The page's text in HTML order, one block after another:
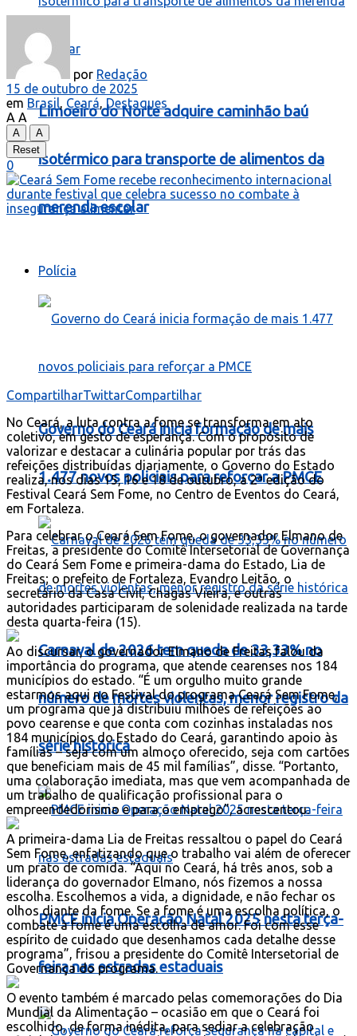
Limoeiro do Norte adquire caminhão baú
isotérmico para transporte de alimentos da
merenda escolar
Polícia
Governo do Ceará inicia formação de mais
1.477 novos policiais para reforçar a PMCE
Carnaval de 2026 tem queda de 33,33% no
número de mortes violentas, menor registro da
série histórica
PMCE inicia Operação Natal 2025 nesta terça-
feira nas estradas estaduais
por Redação
15 de outubro de 2025
em Brasil, Ceará, Destaques
A A
A
A
Reset
0
CompartilharTwittarCompartilhar
No Ceará, a luta contra a fome se transforma em ato
coletivo, em gesto de esperança. Com o propósito de
valorizar e destacar a culinária popular por trás das
refeições distribuídas diariamente, o Governo do Estado
realiza, nos dias 15, 16 e 18 de outubro, a 2ª edição do
Festival Ceará Sem Fome, no Centro de Eventos do Ceará,
em Fortaleza.
Para celebrar o Ceará Sem Fome, o governador Elmano de
Freitas, a presidente do Comitê Intersetorial de Governança
do Ceará Sem Fome e primeira-dama do Estado, Lia de
Freitas; o prefeito de Fortaleza, Evandro Leitão, o
secretário da Casa Civil, Chagas Vieira, e outras
autoridades participaram de solenidade realizada na tarde
desta quarta-feira (15).
Ao discursar, o governador Elmano de Freitas falou da
importância do programa, que atende cearenses nos 184
municípios do estado. “É um orgulho muito grande
estarmos aqui no Festival do programa Ceará Sem Fome,
um programa que já distribuiu milhões de refeições ao
povo cearense e que conta com cozinhas instaladas nos
184 municípios do Estado do Ceará, garantindo apoio às
famílias – seja com um almoço oferecido, seja com cartões
que beneficiam mais de 45 mil famílias”, disse. “Portanto,
uma colaboração imediata, mas que vem acompanhada de
um trabalho de qualificação profissional para o
empreendedorismo e para o emprego”, acrescentou.
A primeira-dama Lia de Freitas ressaltou o papel do Ceará
Sem Fome, enfatizando que o trabalho vai além de oferecer
um prato de comida. “Aqui no Ceará, há três anos, sob a
liderança do governador Elmano, nós fizemos a nossa
escolha. Escolhemos a vida, a dignidade, e não fechar os
olhos diante da fome. Se a fome é uma escolha política, o
combate à fome é uma escolha de amor. Foi com esse
espírito de cuidado que desenhamos cada detalhe desse
programa”, frisou a presidente do Comitê Intersetorial de
Governança do programa.
O evento também é marcado pelas comemorações do Dia
Mundial da Alimentação – ocasião em que o Ceará foi
escolhido, de forma inédita, para sediar a celebração